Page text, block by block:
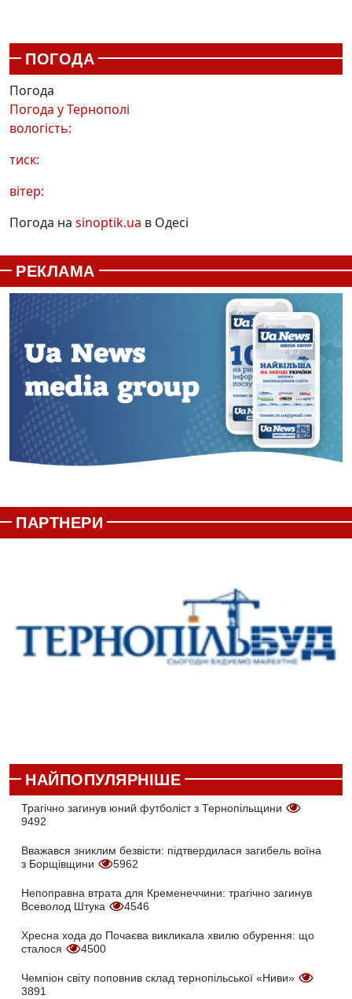
ПОГОДА
Погода
Погода уТернополі
вологість:
тиск:
вітер:
Погода на sinoptik.ua в Одесі
РЕКЛАМА
ПАРТНЕРИ
НАЙПОПУЛЯРНІШЕ
Трагічно загинув юний футболіст з Тернопільщини
9492
Вважався зниклим безвісти: підтвердилася загибель воїна
з Борщівщини
5962
Непоправна втрата для Кременеччини: трагічно загинув
Всеволод Штука
4546
Хресна хода до Почаєва викликала хвилю обурення: що
сталося
4500
Чемпіон світу поповнив склад тернопільської «Ниви»
3891